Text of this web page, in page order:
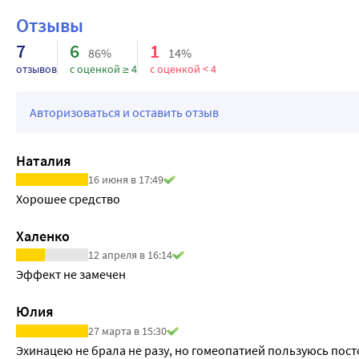
1. www.vidal.ru
2. Берике В. Materia Medica гомеопатических препаратов.
3. Моррисон Р. Настольный справочник ключевых и
Отзывы
7
отзывов
6 86%
с оценкой ≥ 4
1 14%
с оценкой < 4
Авторизоваться и оставить отзыв
Наталия
16 июня в 17:49
Хорошее средство
Халенко
12 апреля в 16:14
Эффект не замечен
Юлия
27 марта в 15:30
Эхинацею не брала не разу, но гомеопатией пользуюсь